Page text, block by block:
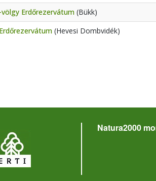
völgy Erdőrezervátum (Bükk)
(Hevesi Dombvidék)
Natura2000